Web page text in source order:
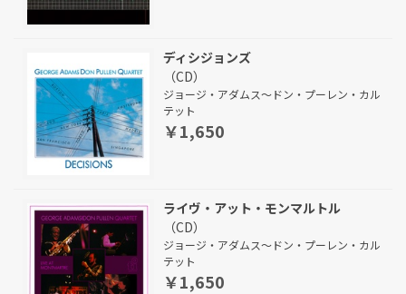
ディシジョンズ
（CD）
ジョージ・アダムス～ドン・プーレン・カル
テット
￥1,650
ライヴ・アット・モンマルトル
（CD）
ジョージ・アダムス～ドン・プーレン・カル
テット
￥1,650